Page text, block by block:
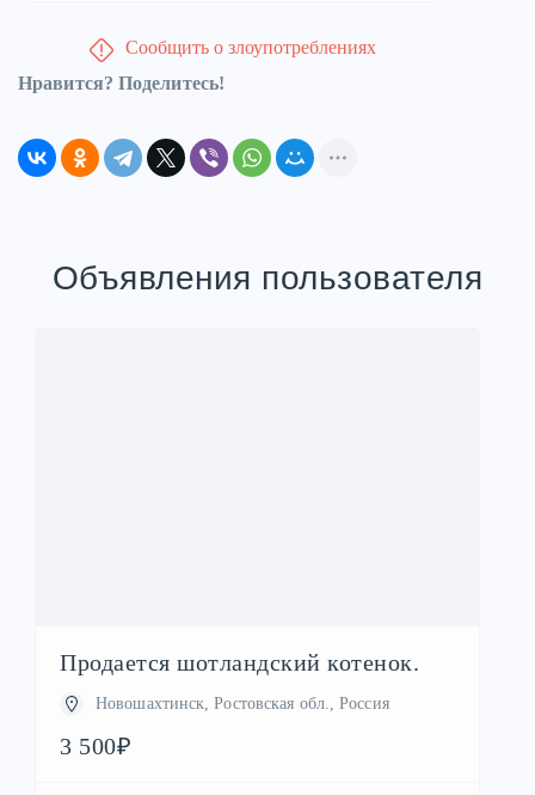
Сообщить о злоупотреблениях
Нравится? Поделитесь!
Объявления пользователя
Продается шотландский котенок.
Новошахтинск, Ростовская обл., Россия
3 500₽